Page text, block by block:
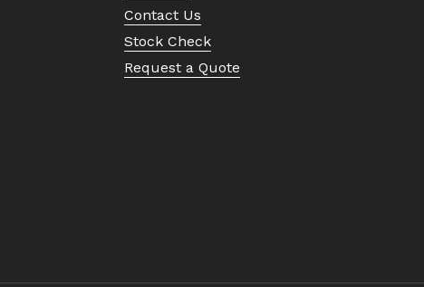
Contact Us
Stock Check
Request a Quote